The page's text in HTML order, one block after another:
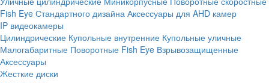
Fish Eye Стандартного дизайна Аксессуары для AHD камер
IP видеокамеры
Цилиндрические Купольные внутренние Купольные уличные
Малогабаритные Поворотные Fish Eye Взрывозащищенные
Аксессуары
Жесткие диски